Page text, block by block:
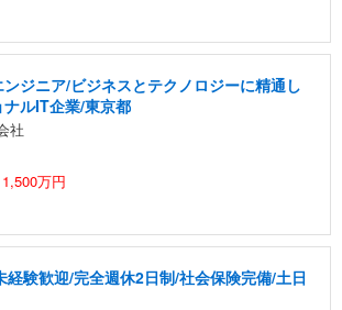
ジニア/ビジネスとテクノロジーに精通し
ルIT企業/東京都
社
万円
経験歓迎/完全週休2日制/社会保険完備/土日